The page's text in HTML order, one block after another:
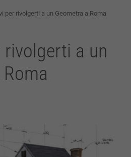
per rivolgerti a un Geometra a Roma
a un